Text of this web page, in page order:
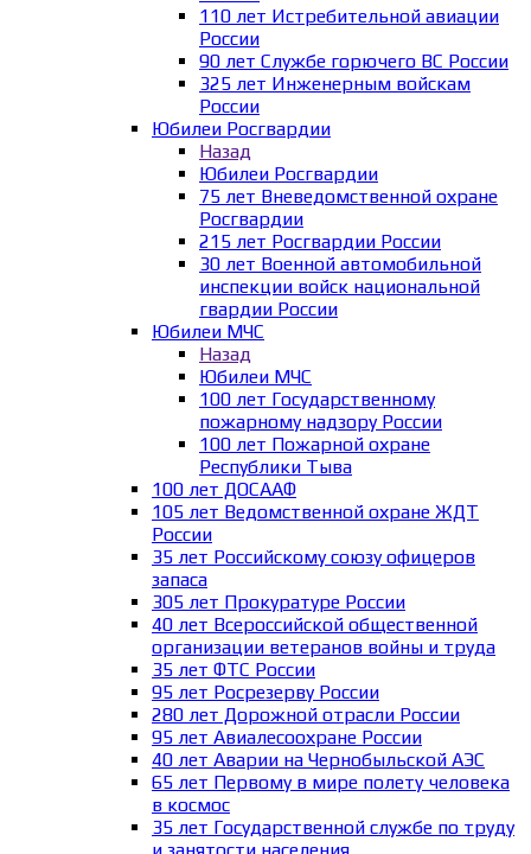
110 лет Истребительной авиации
России
90 лет Службе горючего ВС России
325 лет Инженерным войскам
России
Юбилеи Росгвардии
Назад
Юбилеи Росгвардии
75 лет Вневедомственной охране
Росгвардии
215 лет Росгвардии России
30 лет Военной автомобильной
инспекции войск национальной
гвардии России
Юбилеи МЧС
Назад
Юбилеи МЧС
100 лет Государственному
пожарному надзору России
100 лет Пожарной охране
Республики Тыва
100 лет ДОСААФ
105 лет Ведомственной охране ЖДТ
России
35 лет Российскому союзу офицеров
запаса
305 лет Прокуратуре России
40 лет Всероссийской общественной
организации ветеранов войны и труда
35 лет ФТС России
95 лет Росрезерву России
280 лет Дорожной отрасли России
95 лет Авиалесоохране России
40 лет Аварии на Чернобыльской АЭС
65 лет Первому в мире полету человека
в космос
35 лет Государственной службе по труду